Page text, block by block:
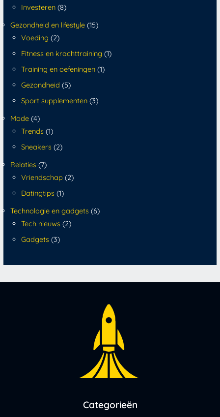
Investeren(8)
Gezondheid en lifestyle (15)
Voeding (2)
Fitness en krachttraining (1)
Training en oefeningen(1)
Gezondheid (5)
Sport supplementen(3)
Mode (4)
Trends(1)
Sneakers(2)
Relaties (7)
Vriendschap (2)
Datingtips(1)
Technologie en gadgets (6)
Tech nieuws(2)
Gadgets(3)
Categorieën